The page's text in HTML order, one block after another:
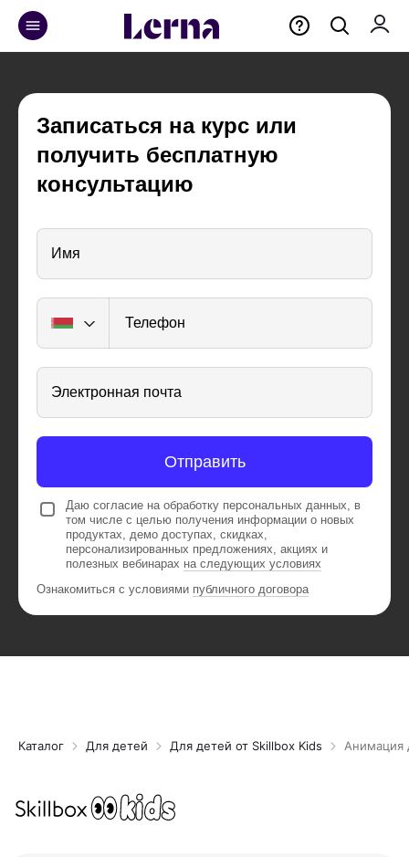
Записаться на курс или
получить бесплатную
консультацию
Имя
Телефон
Электронная почта
Отправить
Даю согласие на обработку персональных данных, в
том числе с целью получения информации о новых
продуктах, демо доступах, скидках,
персонализированных предложениях, акциях и
полезных вебинарах на следующих условиях
Ознакомиться с условиями публичного договора
Каталог Для детей Для детей от Skillbox Kids Анимация
Анимация для детей
старткаждый месяц